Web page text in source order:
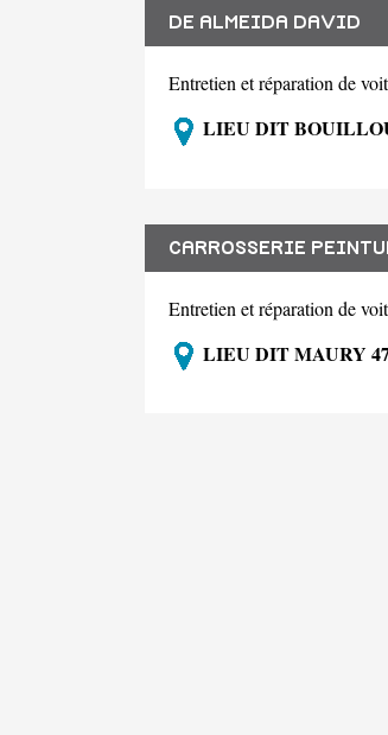
DE ALMEIDA DAVID
Entretien et réparation de
LIEU DIT
CARROSSERIE
Entretien et réparation de
LIEU DIT MAURY